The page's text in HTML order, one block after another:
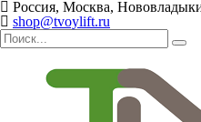
Россия, Москва,
shop@tvoylift.ru